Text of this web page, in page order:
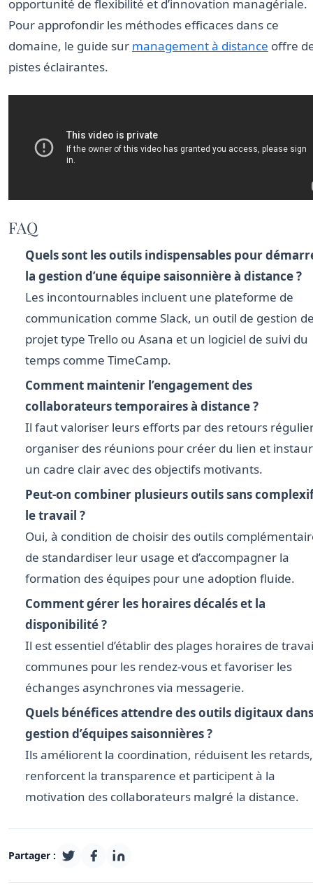
opportunité de flexibilité et d’innovation managériale.
Pour approfondir les méthodes efficaces dans ce
domaine, le guide sur management à distance offre
pistes éclairantes.
FAQ
Quels sont les outils indispensables pour
la gestion d’une équipe saisonnière à distance ?
Les incontournables incluent une plateforme de
communication comme Slack, un outil de gestion
projet type Trello ou Asana et un logiciel de suivi du
temps comme TimeCamp.
Comment maintenir l’engagement des
collaborateurs temporaires à distance ?
Il faut valoriser leurs efforts par des retours
organiser des réunions pour créer du lien et
un cadre clair avec des objectifs motivants.
Peut-on combiner plusieurs outils sans
le travail ?
Oui, à condition de choisir des outils
de standardiser leur usage et d’accompagner la
formation des équipes pour une adoption fluide.
Comment gérer les horaires décalés et la
disponibilité ?
Il est essentiel d’établir des plages horaires de
communes pour les rendez-vous et favoriser les
échanges asynchrones via messagerie.
Quels bénéfices attendre des outils digitaux
gestion d’équipes saisonnières ?
Ils améliorent la coordination, réduisent les retards,
renforcent la transparence et participent à la
motivation des collaborateurs malgré la distance.
Partager :